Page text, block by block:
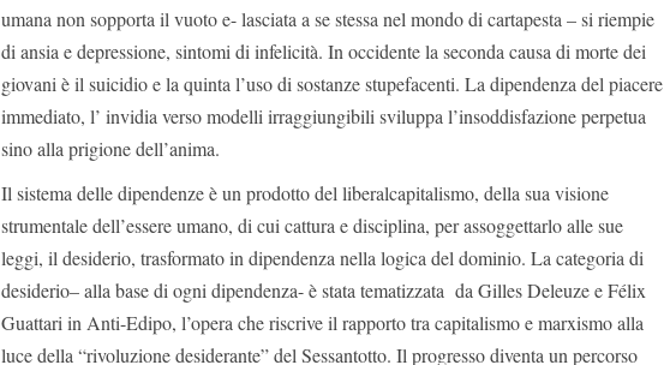
umana non sopporta il vuoto e- lasciata a se stessa nel mondo di cartapesta – si riempie
di ansia e depressione, sintomi di infelicità. In occidente la seconda causa di morte dei
giovani è il suicidio e la quinta l’uso di sostanze stupefacenti. La dipendenza del piacere
immediato, l’ invidia verso modelli irraggiungibili sviluppa l’insoddisfazione perpetua
sino alla prigione dell’anima.
Il sistema delle dipendenze è un prodotto del liberalcapitalismo, della sua visione
strumentale dell’essere umano, di cui cattura e disciplina, per assoggettarlo alle sue
leggi, il desiderio, trasformato in dipendenza nella logica del dominio. La categoria di
desiderio– alla base di ogni dipendenza- è stata tematizzata da Gilles Deleuze e Félix
Guattari in Anti-Edipo, l’opera che riscrive il rapporto tra capitalismo e marxismo alla
luce della “rivoluzione desiderante” del Sessantotto. Il progresso diventa un percorso